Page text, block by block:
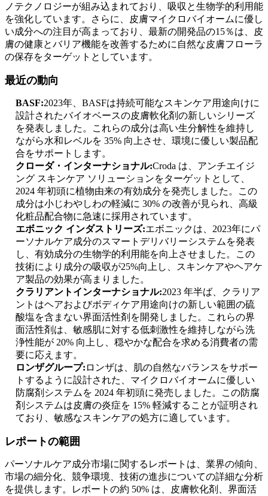
ノテクノロジーが組み込まれており、吸収と生物学的利用能
を強化しています。さらに、皮膚マイクロバイオームに優し
い成分への注目が高まっており、最新の開発品の15％は、皮
膚の健康とバリア機能を改善するために自然な皮膚フローラ
の保存をターゲットとしています。
最近の動向
BASF:2023年、BASFは持続可能なスキンケア用途向けに
設計されたバイオベースの皮膚軟化剤の新しいシリーズ
を発表しました。これらの成分は高い生分解性を維持し
ながら水和レベルを 35% 向上させ、環境に優しい製品配
合をサポートします。
クローダ・インターナショナル:Croda は、アンチエイジ
ング スキンケア ソリューションをターゲットとして、
2024 年初頭に植物由来の有効成分を発売しました。この
成分は小じわやしわの軽減に 30% の改善が見られ、高級
化粧品配合物に急速に採用されています。
エボニック インダストリーズ:エボニックは、2023年にパ
ーソナルケア成分のスマートデリバリーシステムを発表
し、有効成分の生物学的利用能を向上させました。この
技術により成分の吸収が25%向上し、スキンケアやヘアケ
ア製品の効果が高まりました。
クラリアントインターナショナル:2023 年半ば、クラリア
ントはヘアおよびボディケア用途向けの新しい範囲の硫
酸塩を含まない界面活性剤を開発しました。これらの界
面活性剤は、敏感肌に対する低刺激性を維持しながら洗
浄性能が 20% 向上し、穏やかな配合を求める消費者の需
要に応えます。
ロンザグループ: ロンザは、肌の自然なバランスをサポー
トするように設計された、マイクロバイオームに優しい
防腐剤システムを 2024 年初頭に発売しました。この防腐
剤システムは皮膚の炎症を 15% 軽減することが証明され
ており、敏感なスキンケアの処方に適しています。
レポートの範囲
パーソナルケア成分市場に関するレポートは、業界の傾向、
市場の細分化、競争環境、技術の進歩についての詳細な分析
を提供します。レポートの約 50% は、皮膚軟化剤、界面活